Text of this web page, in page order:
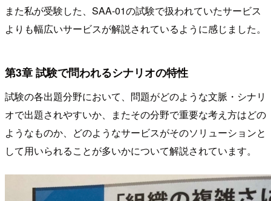
また私が受験した、SAA-01の試験で扱われていたサービス
よりも幅広いサービスが解説されているように感じました。
第3章 試験で問われるシナリオの特性
試験の各出題分野において、問題がどのような文脈・シナリ
オで出題されやすいか、またその分野で重要な考え方はどの
ようなものか、どのようなサービスがそのソリューションと
して用いられることが多いかについて解説されています。